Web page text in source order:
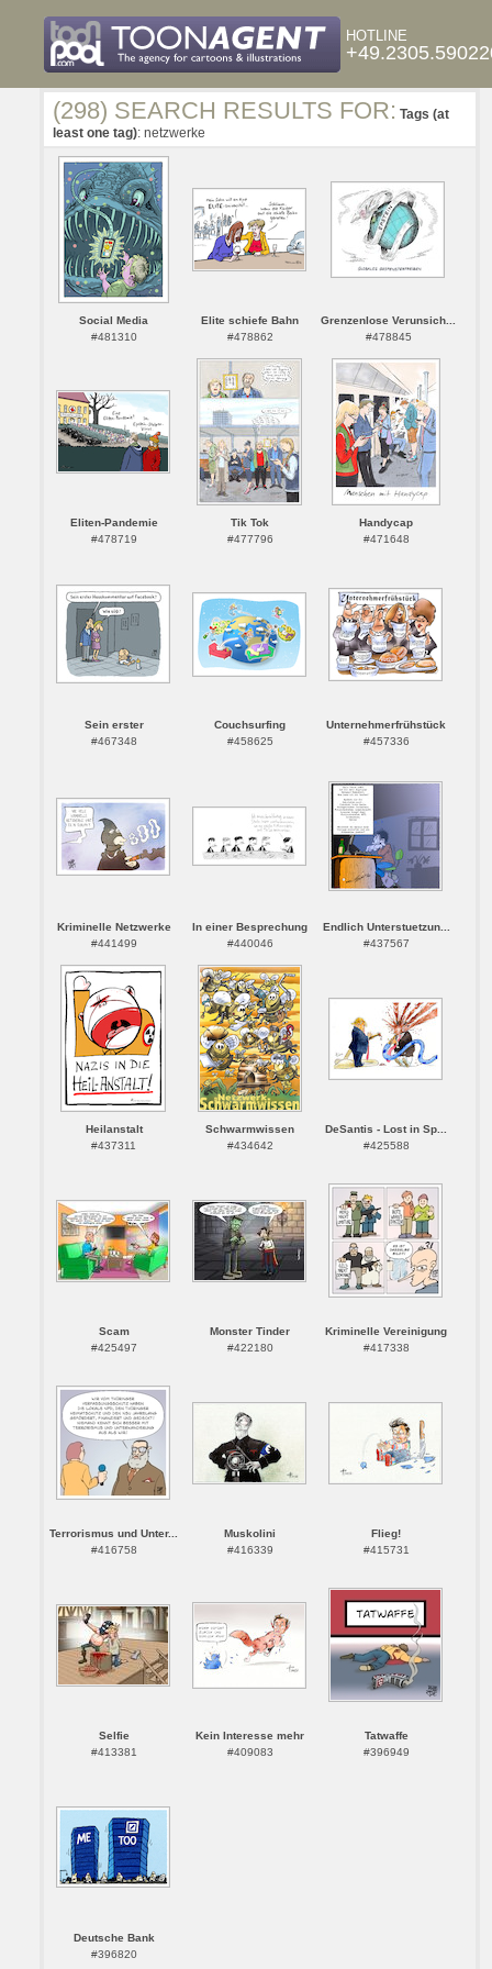
HOTLINE
(298) SEARCH RESULTS FOR: Tags (at
least one tag): netzwerke
Social Media
#481310
Elite schiefe Bahn
#478862
Grenzenlose Verunsich...
#478845
Eliten-Pandemie
#478719
Tik Tok
#477796
Handycap
#471648
Sein erster
#467348
Couchsurfing
#458625
Unternehmerfrühstück
#457336
Kriminelle Netzwerke
#441499
In einer Besprechung
#440046
Endlich Unterstuetzun...
#437567
Heilanstalt
#437311
Schwarmwissen
#434642
DeSantis - Lost in Sp...
#425588
Scam
#425497
Monster Tinder
#422180
Kriminelle Vereinigung
#417338
Terrorismus und Unter...
#416758
Muskolini
#416339
Flieg!
#415731
Selfie
#413381
Kein Interesse mehr
#409083
Tatwaffe
#396949
Deutsche Bank
#396820